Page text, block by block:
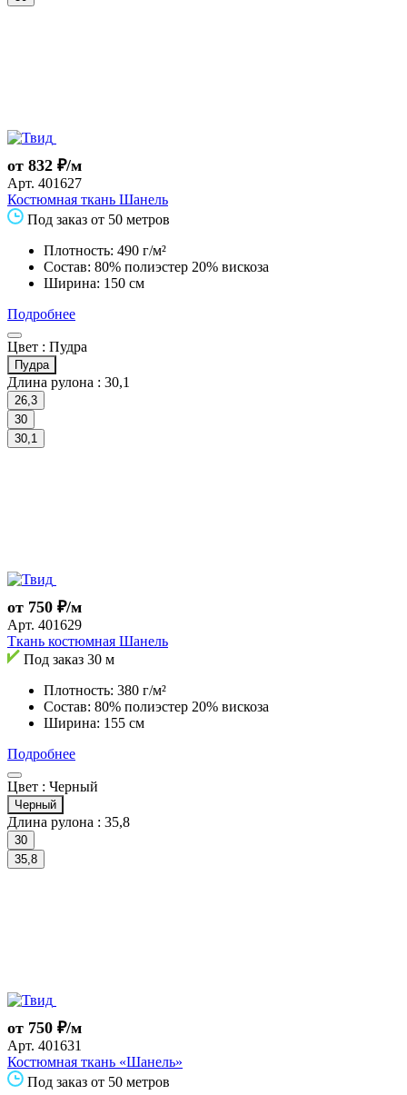
от 832 ₽/м
Арт. 401627
Костюмная ткань Шанель
Под заказ от 50 метров
Плотность: 490 г/м²
Состав: 80% полиэстер 20% вискоза
Ширина: 150 см
Подробнее
Цвет : Пудра
Пудра
Длина рулона : 30,1
26,3
30
30,1
от 750 ₽/м
Арт. 401629
Ткань костюмная Шанель
Под заказ 30 м
Плотность: 380 г/м²
Состав: 80% полиэстер 20% вискоза
Ширина: 155 см
Подробнее
Цвет : Черный
Черный
Длина рулона : 35,8
30
35,8
от 750 ₽/м
Арт. 401631
Костюмная ткань «Шанель»
Под заказ от 50 метров